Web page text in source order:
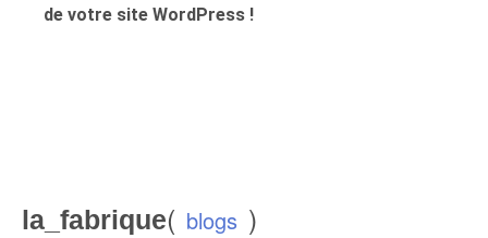
de votre site WordPress !
la_fabrique( blogs )